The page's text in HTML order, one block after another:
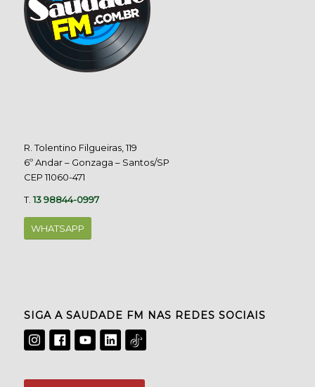
R. Tolentino Filgueiras, 119
6º Andar – Gonzaga – Santos/SP
CEP 11060-471
T.13 98844-0997
WHATSAPP
SIGA A SAUDADE FM NAS REDES SOCIAIS